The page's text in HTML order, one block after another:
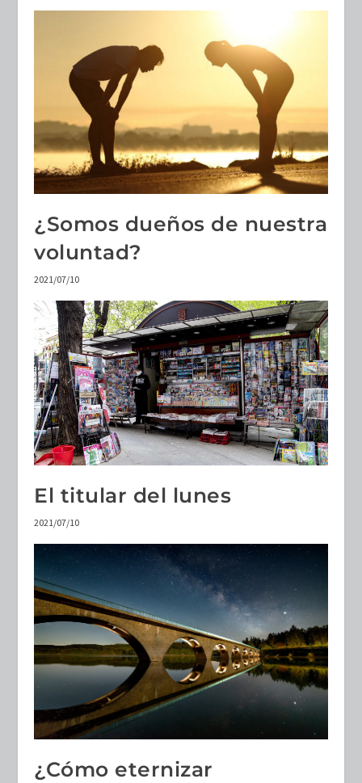
¿Somos dueños de nuestra
voluntad?
2021/07/10
El titular del lunes
2021/07/10
¿Cómo eternizar